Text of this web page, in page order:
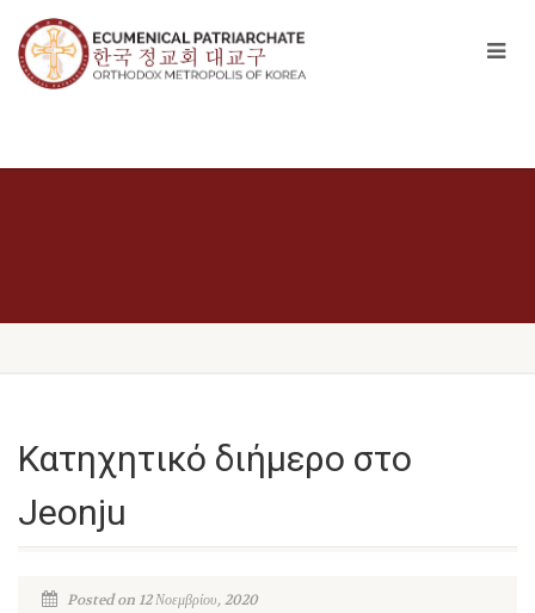
Κατηχητικό διήμερο στο
Jeonju
Posted on 12 Νοεμβρίου, 2020